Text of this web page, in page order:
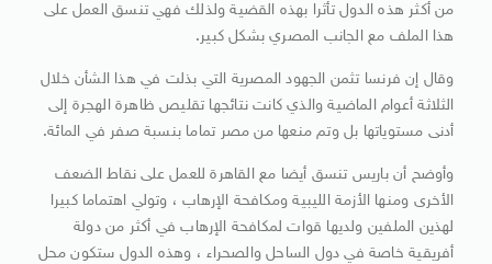
من أكثر هذه الدول تأثرا بهذه القضية ولذلك فهي تنسق العمل على
هذا الملف مع الجانب المصري بشكل كبير.
وقال إن فرنسا تثمن الجهود المصرية التي بذلت في هذا الشأن خلال
الثلاثة أعوام الماضية والذي كانت نتائجها تقليص ظاهرة الهجرة إلى
أدنى مستوياتها بل وتم منعها من مصر تماما بنسبة صفر في المائة.
وأوضح أن باريس تنسق أيضا مع القاهرة للعمل على نقاط الضعف
الأخرى ومنها الأزمة الليبية ومكافحة الإرهاب ، وتولي اهتماما كبيرا
لهذين الملفين ولديها قوات لمكافحة الإرهاب في أكثر من دولة
أفريقية خاصة في دول الساحل والصحراء ، وهذه الدول ستكون محل